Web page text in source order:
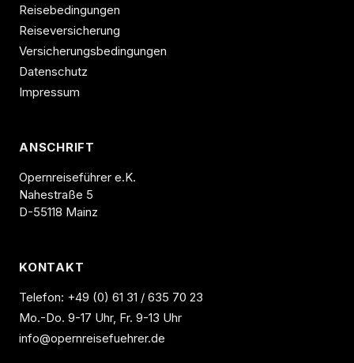
Reisebedingungen
Reiseversicherung
Versicherungsbedingungen
Datenschutz
Impressum
ANSCHRIFT
Opernreiseführer e.K.
Nahestraße 5
D-55118 Mainz
KONTAKT
Telefon: +49 (0) 61 31 / 635 70 23
Mo.-Do. 9-17 Uhr, Fr. 9-13 Uhr
info@opernreisefuehrer.de